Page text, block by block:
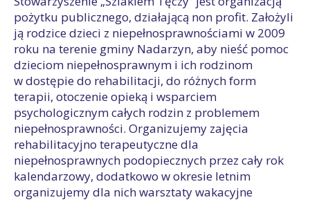
pożytku publicznego, działającą non profit. Założyli
ją rodzice dzieci z niepełnosprawnościami w 2009
roku na terenie gminy Nadarzyn, aby nieść pomoc
dzieciom niepełnosprawnym i ich rodzinom
w dostępie do rehabilitacji, do różnych form
terapii, otoczenie opieką i wsparciem
psychologicznym całych rodzin z problemem
niepełnosprawności. Organizujemy zajęcia
rehabilitacyjno terapeutyczne dla
niepełnosprawnych podopiecznych przez cały rok
kalendarzowy, dodatkowo w okresie letnim
organizujemy dla nich warsztaty wakacyjne